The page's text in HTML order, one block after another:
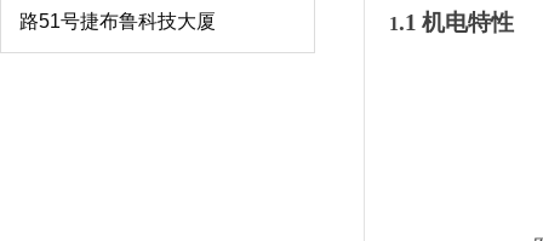
路51号捷布鲁科技大厦
1.1 机电特性